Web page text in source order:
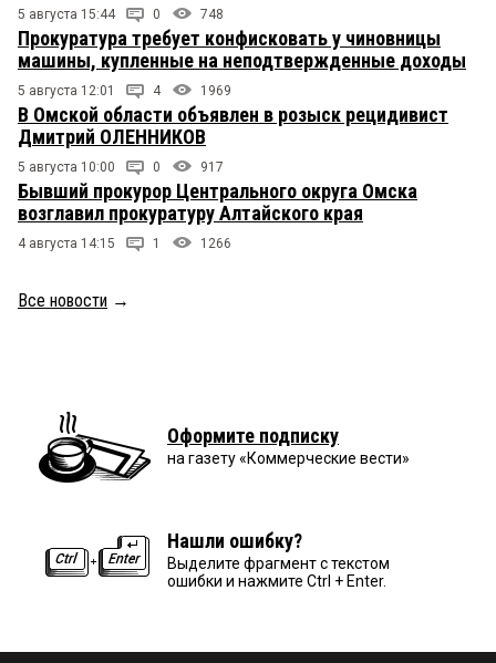
5 августа 15:44 0 748
Прокуратура требует конфисковать у чиновницы
машины, купленные на неподтвержденные доходы
5 августа 12:01 4 1969
В Омской области объявлен в розыск рецидивист
Дмитрий ОЛЕННИКОВ
5 августа 10:00 0 917
Бывший прокурор Центрального округа Омска
возглавил прокуратуру Алтайского края
4 августа 14:15 1 1266
Все новости →
Оформите подписку
на газету «Коммерческие вести»
Нашли ошибку?
Выделите фрагмент с текстом
ошибки и нажмите Ctrl + Enter.